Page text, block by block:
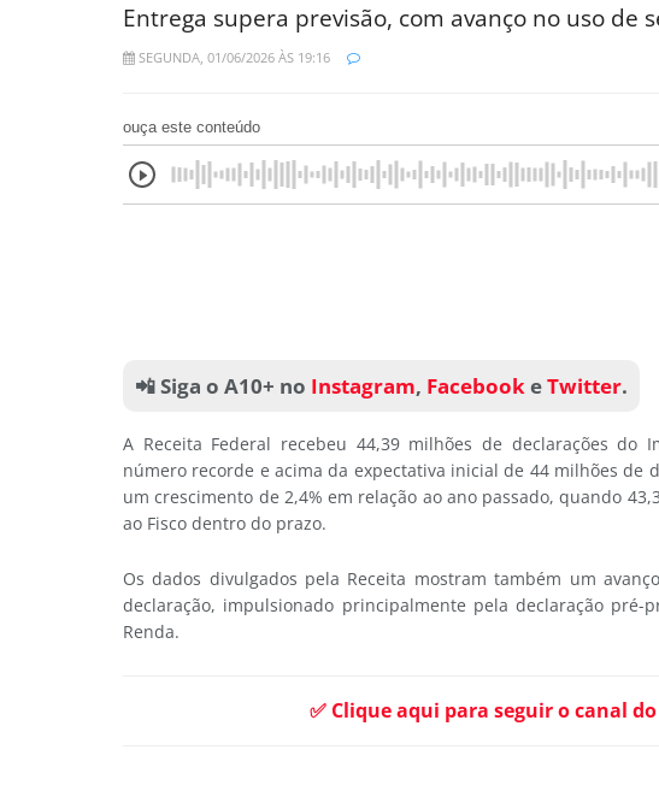
Entrega supera previsão, com avanço no uso de
SEGUNDA, 01/06/2026 ÀS 19:16
ouça este conteúdo
📲 Siga o A10+ no Instagram, FacebookeTwitter.
A Receita Federal recebeu 44,39 milhões de declarações do
número recorde e acima da expectativa inicial de 44 milhões de
um crescimento de 2,4% em relação ao ano passado, quando
ao Fisco dentro do prazo.
Os dados divulgados pela Receita mostram também um
declaração, impulsionado principalmente pela declaração
Renda.
✅ Clique aqui para seguir o canal